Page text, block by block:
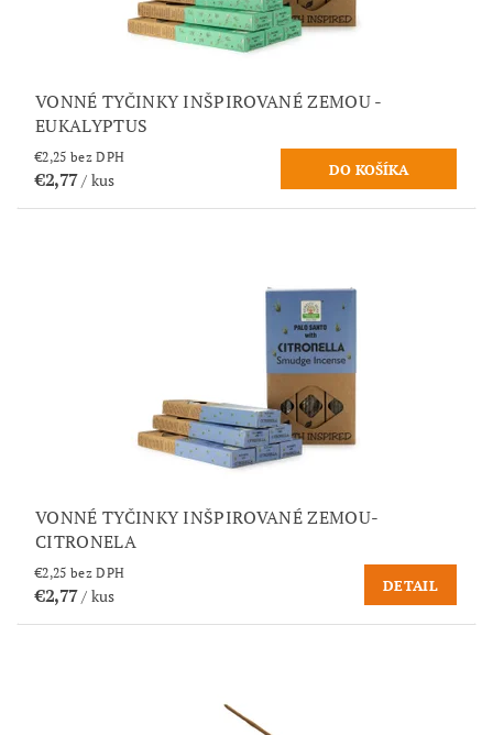
VONNÉ TYČINKY INŠPIROVANÉ ZEMOU -
EUKALYPTUS
€2,25 bez DPH
€2,77/ kus
VONNÉ TYČINKY INŠPIROVANÉ ZEMOU-
CITRONELA
€2,25 bez DPH
€2,77/ kus
DETAIL